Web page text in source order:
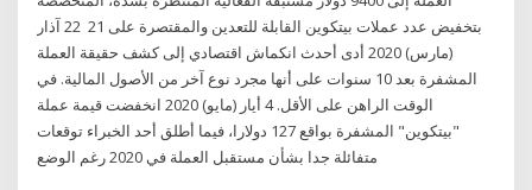
بتخفيض عدد عملات بيتكوين القابلة للتعدين والمقتصرة على 21 22 آذار
(مارس) 2020 أدى أحدث انكماش اقتصادي إلى كشف حقيقة العملة
المشفرة بعد 10 سنوات على أنها مجرد نوع آخر من الأصول المالية. في
الوقت الراهن على الأقل. 4 أيار (مايو) 2020 انخفضت قيمة عملة
"بيتكوين" المشفرة بواقع 127 دولارا، فيما أطلق أحد الخبراء توقعات